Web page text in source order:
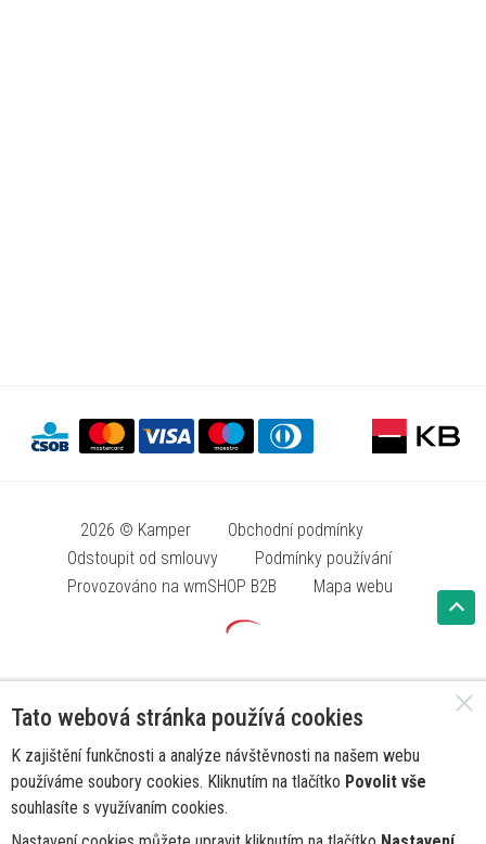
2026 © Kamper
Obchodní podmínky
Odstoupit od smlouvy
Podmínky používání
Provozováno na wmSHOP B2B
Mapa webu
Tato webová stránka používá cookies
K zajištění funkčnosti a analýze návštěvnosti na našem webu
používáme soubory cookies. Kliknutím na tlačítko Povolit vše
souhlasíte s využívaním cookies.